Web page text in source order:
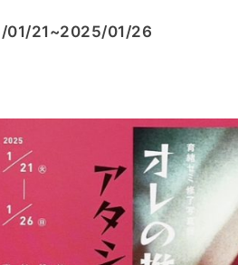
01/21~2025/01/26